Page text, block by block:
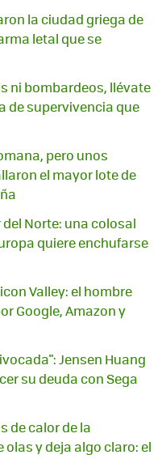
la ciudad griega de
letal que se
ni bombardeos, llévate
de supervivencia que
pero unos
el mayor lote de
Norte: una colosal
quiere enchufarse
Valley: el hombre
Google, Amazon y
Jensen Huang
su deuda con Sega
de calor de la
y deja algo claro: el